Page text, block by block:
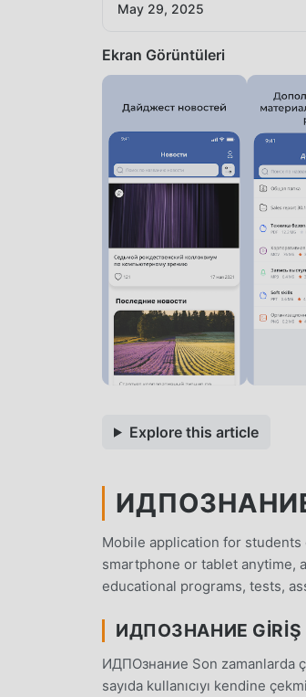
May 29, 2025
Ekran Görüntüleri
Explore this article
ИДПОЗНАНИЕ
Mobile application for students
smartphone or tablet anytime,
educational programs, tests,
ИДПОЗНАНИЕ GIRIŞ
ИДПОзнание Son zamanlarda
sayıda kullanıcıyı kendine